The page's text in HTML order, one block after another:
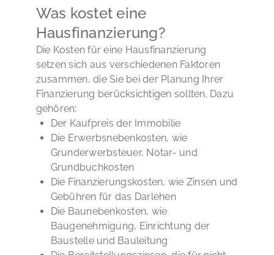
Staging und Inspektionen. In allen Fällen ist
es ratsam, mit einem Immobilienexperten zu
sprechen, um die besten Optionen für Ihren
spezifischen Fall zu ermitteln und den Return
Was kostet eine
Hausfinanzierung?
Die Kosten für eine Hausfinanzierung
setzen sich aus verschiedenen Faktoren
zusammen, die Sie bei der Planung Ihrer
Finanzierung berücksichtigen sollten. Dazu
gehören:
Der Kaufpreis der Immobilie
Die Erwerbsnebenkosten, wie
Grunderwerbsteuer, Notar- und
Grundbuchkosten
Die Finanzierungskosten, wie Zinsen und
Gebühren für das Darlehen
Die Baunebenkosten, wie
Baugenehmigung, Einrichtung der
Baustelle und Bauleitung